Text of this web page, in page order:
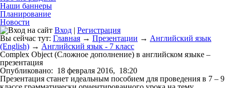
Наши баннеры
Планирование
Новости
Вход | Регистрация
Вы сейчас тут: Главная → Презентации → Английский язык
(English) → Английский язык - 7 класс
Complex Object (Сложное дополнение) в английском языке –
презентация
Опубликовано: 18 февраля 2016, 18:20
Презентация станет идеальным пособием для проведения в 7 – 9